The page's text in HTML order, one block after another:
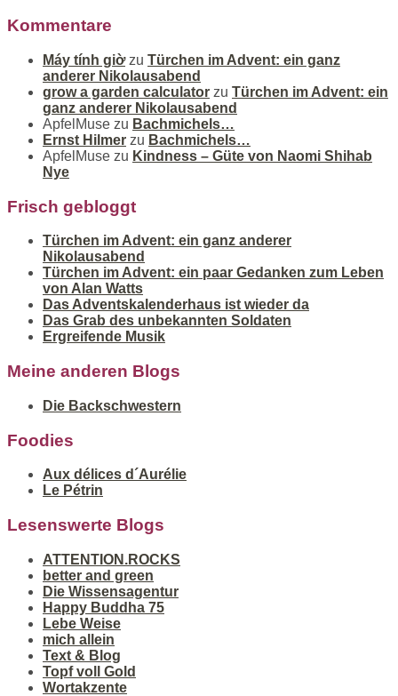
Kommentare
Máy tính giờzu Türchen im Advent: ein ganz
anderer Nikolausabend
grow a garden calculator zu Türchen im Advent: ein
ganz anderer Nikolausabend
ApfelMuse zu Bachmichels…
Ernst Hilmer zu Bachmichels…
ApfelMuse zu Kindness – Güte von Naomi Shihab
Nye
Frisch gebloggt
Türchen im Advent: ein ganz anderer
Nikolausabend
Türchen im Advent: ein paar Gedanken zum Leben
von Alan Watts
Das Adventskalenderhaus ist wieder da
Das Grab des unbekannten Soldaten
Ergreifende Musik
Meine anderen Blogs
Die Backschwestern
Foodies
Aux délices d´Aurélie
Le Pétrin
Lesenswerte Blogs
ATTENTION.ROCKS
better and green
Die Wissensagentur
Happy Buddha 75
Lebe Weise
mich allein
Text & Blog
Topf voll Gold
Wortakzente